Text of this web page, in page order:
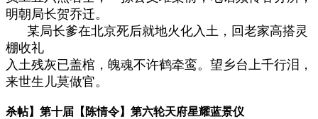
明朝局长贺乔迁。
某局长爹在北京死后就地火化入土，回老家高搭灵
棚收礼
入土残灰已盖棺，魄魂不许鹤牵鸾。望乡台上千行泪，
来世生儿莫做官。
杀帖】第十届【陈情令】第六轮天府星耀蓝景仪